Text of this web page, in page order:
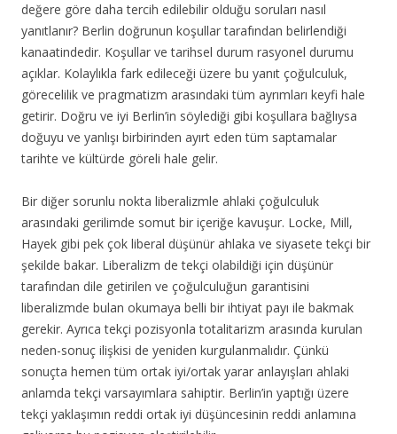
değere göre daha tercih edilebilir olduğu soruları nasıl
yanıtlanır? Berlin doğrunun koşullar tarafından belirlendiği
kanaatindedir. Koşullar ve tarihsel durum rasyonel durumu
açıklar. Kolaylıkla fark edileceği üzere bu yanıt çoğulculuk,
görecelilik ve pragmatizm arasındaki tüm ayrımları keyfi hale
getirir. Doğru ve iyi Berlin’in söylediği gibi koşullara bağlıysa
doğuyu ve yanlışı birbirinden ayırt eden tüm saptamalar
tarihte ve kültürde göreli hale gelir.
Bir diğer sorunlu nokta liberalizmle ahlaki çoğulculuk
arasındaki gerilimde somut bir içeriğe kavuşur. Locke, Mill,
Hayek gibi pek çok liberal düşünür ahlaka ve siyasete tekçi bir
şekilde bakar. Liberalizm de tekçi olabildiği için düşünür
tarafından dile getirilen ve çoğulculuğun garantisini
liberalizmde bulan okumaya belli bir ihtiyat payı ile bakmak
gerekir. Ayrıca tekçi pozisyonla totalitarizm arasında kurulan
neden-sonuç ilişkisi de yeniden kurgulanmalıdır. Çünkü
sonuçta hemen tüm ortak iyi/ortak yarar anlayışları ahlaki
anlamda tekçi varsayımlara sahiptir. Berlin’in yaptığı üzere
tekçi yaklaşımın reddi ortak iyi düşüncesinin reddi anlamına